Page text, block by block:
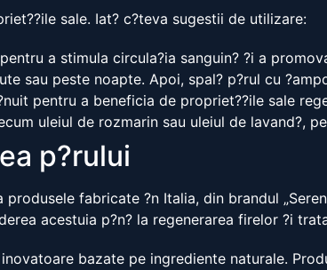
sale. Iat? c?teva sugestii de utilizare:
a stimula circula?ia sanguin? ?i a
sau peste noapte. Apoi, spal? p?rul cu
pentru a beneficia de propriet??ile sale
uleiul de rozmarin sau uleiul de lavand?,
p?rului
fabricate ?n Italia, din brandul
acestuia p?n? la regenerarea firelor ?i
bazate pe ingrediente naturale.